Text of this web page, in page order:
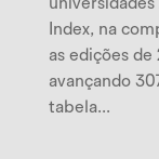
Index, na
as edições de
avançando
tabela...